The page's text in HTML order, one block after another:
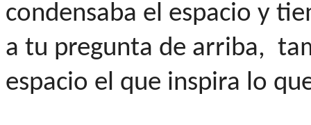
condensaba el espacio y
a tu pregunta de arriba,
espacio el que inspira lo